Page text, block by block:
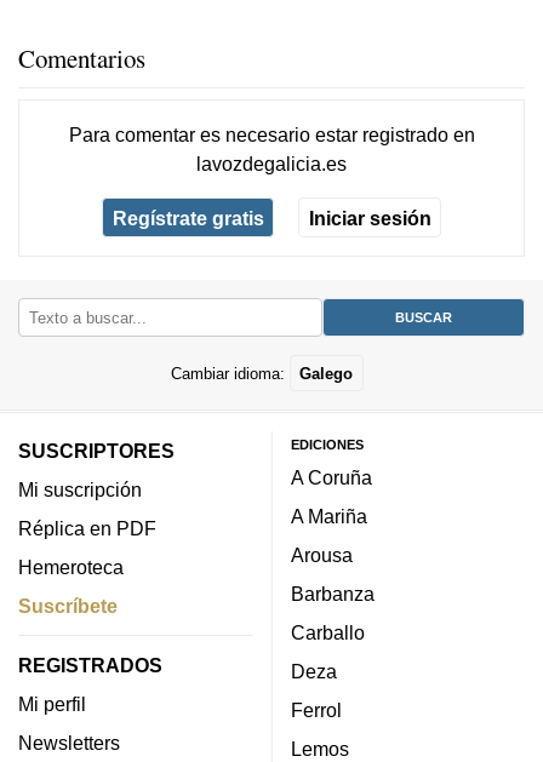
Comentarios
Para comentar es necesario estar registradoen
lavozdegalicia.es
Regístrate gratis Iniciar sesión
Cambiar idioma: Galego
SUSCRIPTORES
Mi suscripción
Réplica en PDF
Hemeroteca
Suscríbete
REGISTRADOS
Mi perfil
Newsletters
EDICIONES
A Coruña
A Mariña
Arousa
Barbanza
Carballo
Deza
Ferrol
Lemos